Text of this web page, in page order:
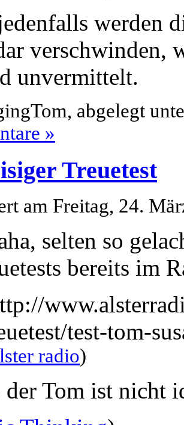
werden
verschwinden,
unvermittelt.
abgelegt
»
Treuetest
am Freitag, 24.
selten so
bereits im
test-tom-
radio)
Tom ist nicht